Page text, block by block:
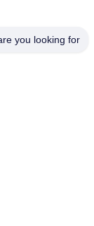
you looking for?